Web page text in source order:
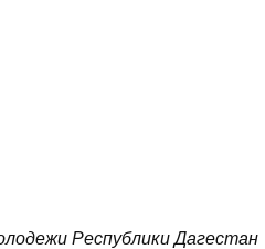
Республики Дагестан